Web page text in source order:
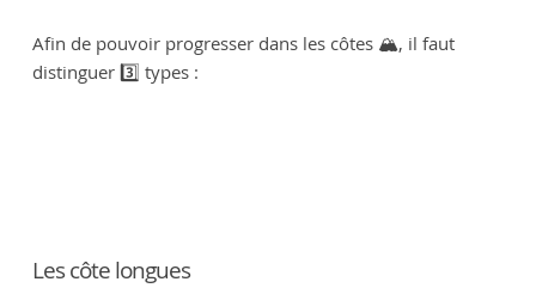
Afin de pouvoir progresser dans les côtes 🏔, il faut
distinguer 3️⃣ types :
Les côte longues